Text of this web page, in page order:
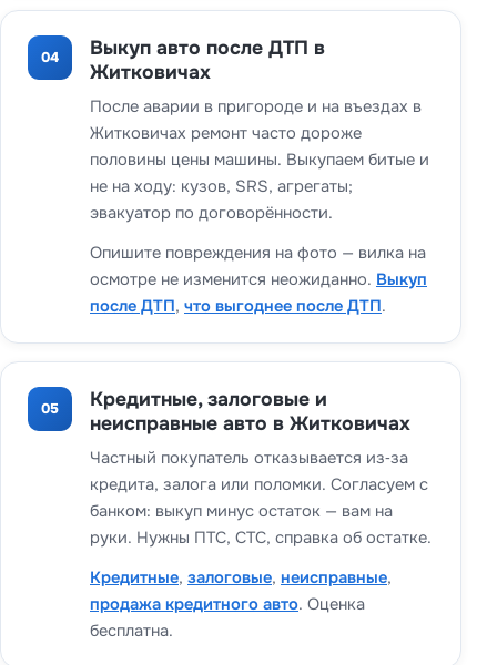
04
Выкуп авто после ДТП в
Житковичах
После аварии в пригороде и на въездах в
Житковичах ремонт часто дороже
половины цены машины. Выкупаем битые и
не на ходу: кузов, SRS, агрегаты;
эвакуатор по договорённости.
Опишите повреждения на фото — вилка на
осмотре не изменится неожиданно. Выкуп
после ДТП, что выгоднее после ДТП.
05
Кредитные, залоговые и
неисправные авто в Житковичах
Частный покупатель отказывается из‑за
кредита, залога или поломки. Согласуем с
банком: выкуп минус остаток — вам на
руки. Нужны ПТС, СТС, справка об остатке.
Кредитные, залоговые, неисправные,
продажа кредитного авто. Оценка
бесплатна.